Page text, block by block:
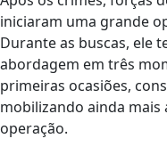
iniciaram uma grande
Durante as buscas, ele
abordagem em três
primeiras ocasiões,
mobilizando ainda mais
operação.